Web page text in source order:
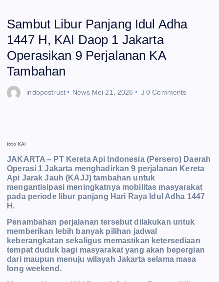
Sambut Libur Panjang Idul Adha
1447 H, KAI Daop 1 Jakarta
Operasikan 9 Perjalanan KA
Tambahan
indopostrust News Mei 21, 2026 0 Comments
foto KAI
JAKARTA – PT Kereta Api Indonesia (Persero) Daerah
Operasi 1 Jakarta menghadirkan 9 perjalanan Kereta
Api Jarak Jauh (KAJJ) tambahan untuk
mengantisipasi meningkatnya mobilitas masyarakat
pada periode libur panjang Hari Raya Idul Adha 1447
H.
Penambahan perjalanan tersebut dilakukan untuk
memberikan lebih banyak pilihan jadwal
keberangkatan sekaligus memastikan ketersediaan
tempat duduk bagi masyarakat yang akan bepergian
dari maupun menuju wilayah Jakarta selama masa
long weekend.